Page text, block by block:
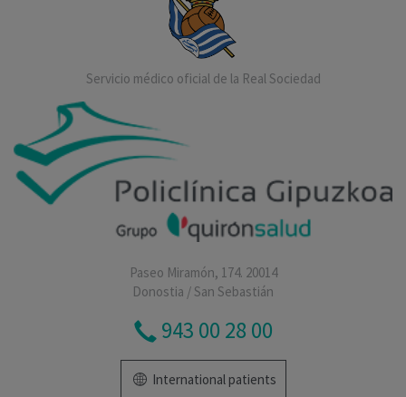
Servicio médico oficial de la Real Sociedad
Paseo Miramón, 174. 20014
Donostia / San Sebastián
943 00 28 00
International patients